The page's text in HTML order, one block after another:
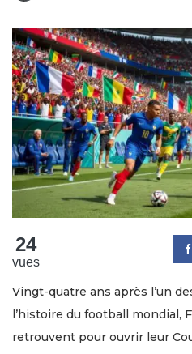
24
vues
Vingt-quatre ans après l’un
l’histoire du football mondial,
retrouvent pour ouvrir leur